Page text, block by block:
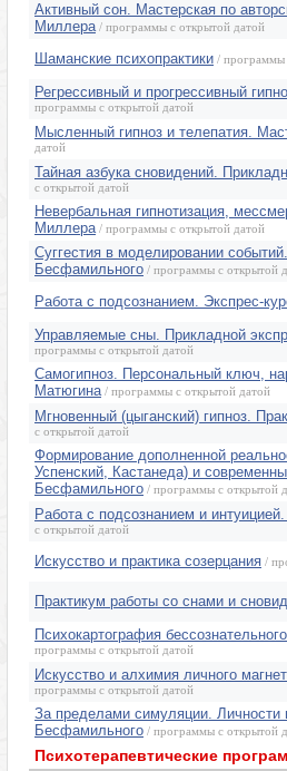
Активный сон. Мастерская по
Миллера / программы с открытой датой
Шаманские психопрактики / программы
Регрессивный и прогрессивный
программы с открытой датой
Мысленный гипноз и телепатия.
датой
Тайная азбука сновидений.
с открытой датой
Невербальная гипнотизация,
Миллера / программы с открытой датой
Суггестия в моделировании
Бесфамильного / программы с открытой
Работа с подсознанием. Экспрес-
Управляемые сны. Прикладной
программы с открытой датой
Самогипноз. Персональный ключ,
Матюгина / программы с открытой датой
Мгновенный (цыганский) гипноз.
с открытой датой
Формирование дополненной
Успенский, Кастанеда) и
Бесфамильного / программы с открытой
Работа с подсознанием и
с открытой датой
Искусство и практика созерцания /
Практикум работы со снами и
Психокартография
программы с открытой датой
Искусство и алхимия личного
программы с открытой датой
За пределами симуляции.
Бесфамильного / программы с открытой
Психотерапевтические